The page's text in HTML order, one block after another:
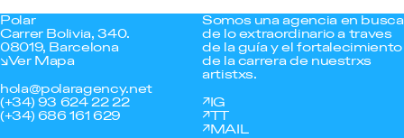
Polar
Carrer Bolivia, 340.
08019, Barcelona
Ver Mapa
hola@polaragency.net
(+34) 93 624 22 22
(+34) 686 161 629
Somos una agencia en busca
de lo extraordinario a traves
de la guía y el fortalecimiento
de la carrera de nuestrxs
artistxs.
IG
TT
MAIL